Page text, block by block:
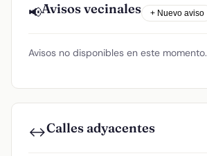
📢Avisos vecinales + Nuevo aviso
Avisos no disponibles en este momento.
↔️Calles adyacentes